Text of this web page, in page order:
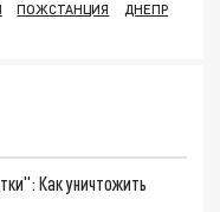
ПОЖСТАНЦИЯ
ДНЕПР
Как уничтожить